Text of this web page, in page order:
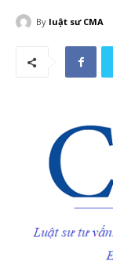
By luật sư CMA